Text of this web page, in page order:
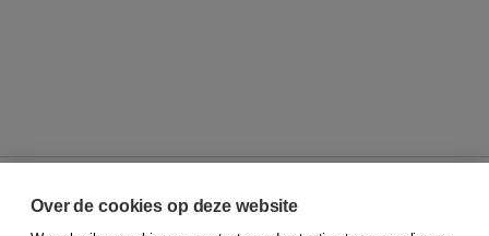
Over de cookies op deze website